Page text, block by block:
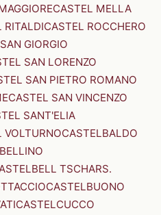
CASTEL MELLA
RITALDICASTEL ROCCHERO
GIORGIO
SAN LORENZO
SAN PIETRO ROMANO
CASTEL SAN VINCENZO
SANT'ELIA
VOLTURNOCASTELBALDO
TSCHARS.
CASTELBUONO
CASTELCUCCO